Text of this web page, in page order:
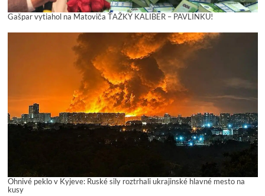
Gašpar vytiahol na Matoviča ŤAŽKÝ KALIBER – PAVLÍNKU!
Ohnivé peklo v Kyjeve: Ruské sily roztrhali ukrajinské hlavné mesto na
kusy